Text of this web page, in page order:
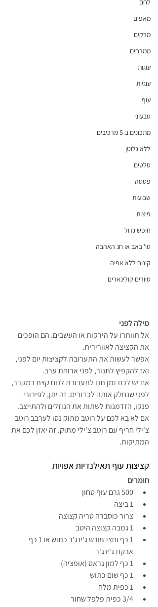
לחם
מאפים
מרקים
ממרחים
עוגות
עוגיות
עוף
טבעוני
מתכונים ב-5 מרכיבים
ללא גלוטן
סלטים
פסטה
שבועות
פיצות
חופש גדול
טו' באב או חג האהבה
קינוח ללא אפיה
סיורים קולינארים
מילה לפני
אל תוותרו על הירקות או העשבים. הם הופכים
את הקציצה לאוורירית.
אפשר לעשות את התערובת לקציצות יום לפני,
ואז להקפיץ לתנור, לפני ארוחת ערב.
אם יש לכם זמן תנו לתערובת לנוח קצת במקרר,
לפני שנחלק אותה לכדורים. זה יתן, לפירורי
פנקו, הזדמנות לשתות את הנוזלים ולהתייצב.
אם לא בא לכם על רוטב מתוק נסו לערבב רוטב
צ'ילי חריף עם רוטב צ'ילי מתוק. זה יאזן לכם את
המתיקות.
קציצות עוף תאילנדיות אפויות
חומרים
500 גרם עוף טחון
1 ביצה
צרור כוסברה טריה קצוצה
1 גמבה קצוצה היטב
1 כף וחצי שורש ג'ינג'ר כתוש או 1 כף
אבקת ג'ינג'ר
1 כף למון גראס (אופציה)
1 כף שום כתוש
1 כפית מלח
3/4 כפית פלפל שחור